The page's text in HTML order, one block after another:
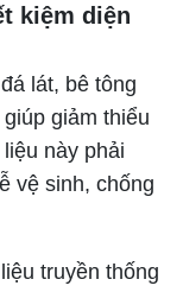
kiệm diện
lát, bê tông
giảm thiểu
này phải
vệ sinh, chống
truyền thống